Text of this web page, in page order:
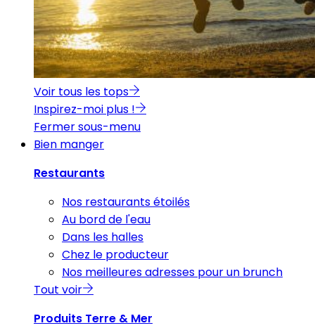
Voir tous les tops
Inspirez-moi plus !
Fermer sous-menu
Bien manger
Restaurants
Nos restaurants étoilés
Au bord de l'eau
Dans les halles
Chez le producteur
Nos meilleures adresses pour un brunch
Tout voir
Produits Terre & Mer